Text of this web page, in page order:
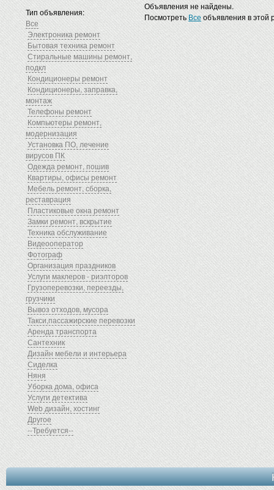
Тип объявления:
Все
Электроника ремонт
Бытовая техника ремонт
Стиральные машины ремонт,
подкл
Кондиционеры ремонт
Кондиционеры, заправка,
монтаж
Телефоны ремонт
Компьютеры ремонт,
модернизация
Установка ПО, лечение
вирусов ПК
Одежда ремонт, пошив
Квартиры, офисы ремонт
Мебель ремонт, сборка,
реставрация
Пластиковые окна ремонт
Замки ремонт, вскрытие
Техника обслуживание
Видеооператор
Фотограф
Организация праздников
Услуги маклеров - риэлторов
Грузоперевозки, переезды,
грузчики
Вывоз отходов, мусора
Такси,пассажирские перевозки
Аренда транспорта
Сантехник
Дизайн мебели и интерьера
Сиделка
Няня
Уборка дома, офиса
Услуги детектива
Web дизайн, хостинг
Другое
--Требуется--
Объявления не найдены.
ПосмотретьВсеобъявления в этой